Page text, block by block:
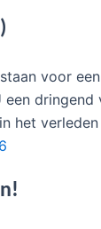
voor
het